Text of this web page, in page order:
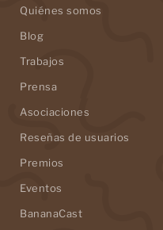
Quiénes somos
Blog
Trabajos
Prensa
Asociaciones
Reseñas de usuarios
Premios
Eventos
BananaCast